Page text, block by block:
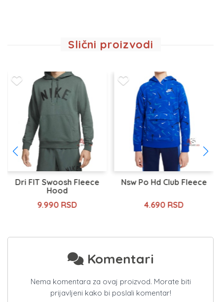
Slični proizvodi
Dri FIT Swoosh Fleece
Hood
9.990 RSD
Nsw Po Hd Club Fleece
4.690 RSD
Komentari
Nema komentara za ovaj proizvod. Morate biti
prijavljeni kako bi poslali komentar!